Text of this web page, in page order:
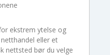
ekstrem ytelse og
eller et
nettsted bør du velge